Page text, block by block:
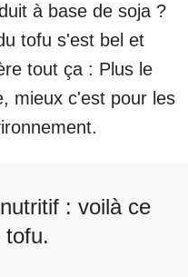
à base de soja ?
tofu s'est bel et
tout ça : Plus le
mieux c'est pour les
: voilà ce
tofu.